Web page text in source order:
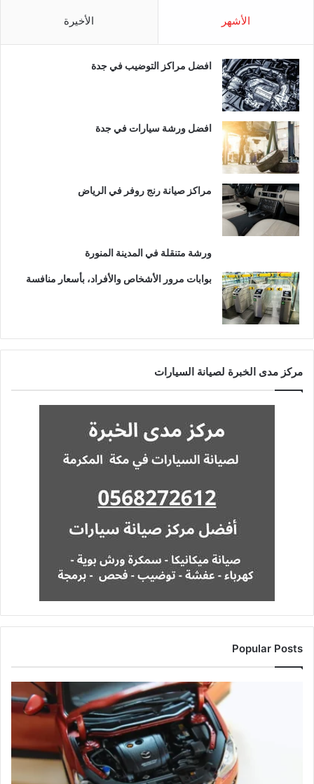
الأشهر الأخيرة
افضل مراكز التوضيب في جدة
افضل ورشة سيارات في جدة
مراكز صيانة رنج روفر في الرياض
ورشة متنقلة في المدينة المنورة
بوابات مرور الأشخاص والأفراد، بأسعار منافسة
مركز مدى الخبرة لصيانة السيارات
Popular Posts